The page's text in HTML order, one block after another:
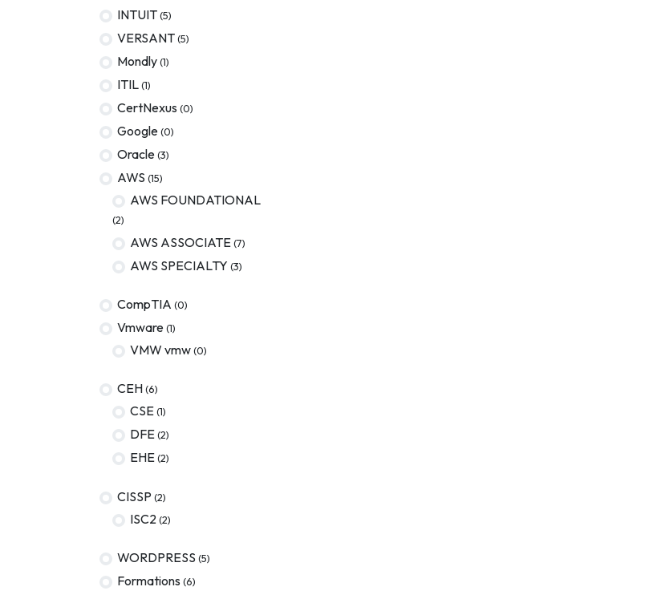
INTUIT (5)
VERSANT (5)
Mondly (1)
ITIL (1)
CertNexus (0)
Google(0)
Oracle(3)
AWS (15)
AWS FOUNDATIONAL
(2)
AWS ASSOCIATE (7)
AWS SPECIALTY (3)
CompTIA (0)
Vmware (1)
VMW vmw (0)
CEH (6)
CSE (1)
DFE (2)
EHE (2)
CISSP (2)
ISC2 (2)
WORDPRESS (5)
Formations (6)